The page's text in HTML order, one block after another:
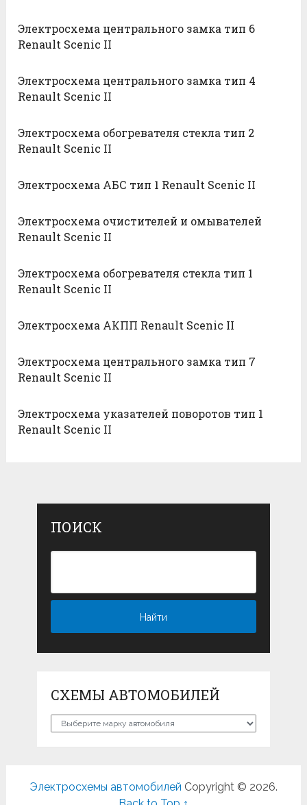
Электросхема центрального замка тип 6
Renault Scenic II
Электросхема центрального замка тип 4
Renault Scenic II
Электросхема обогревателя стекла тип 2
Renault Scenic II
Электросхема АБС тип 1 Renault Scenic II
Электросхема очистителей и омывателей
Renault Scenic II
Электросхема обогревателя стекла тип 1
Renault Scenic II
Электросхема АКПП Renault Scenic II
Электросхема центрального замка тип 7
Renault Scenic II
Электросхема указателей поворотов тип 1
Renault Scenic II
ПОИСК
СХЕМЫ АВТОМОБИЛЕЙ
Схемы
Электросхемы автомобилей Copyright © 2026.